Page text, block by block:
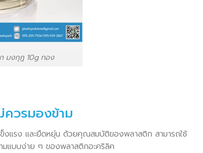
มงกุฎ 10g ทอง
ควรมองข้าม
ข็งแรง และยืดหยุ่น ด้วยคุณสมบัติของพลาสติก สามารถใช้
มแบบง่าย ๆ ของพลาสติกอะคริลิค